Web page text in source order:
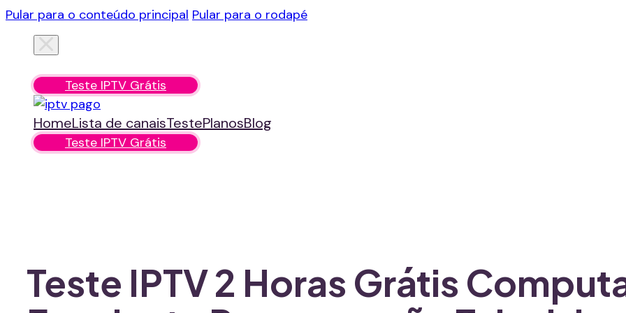
Pular para o conteúdo principal Pular para o rodapé
Teste IPTV Grátis
HomeLista de canaisTestePlanosBlog
Teste IPTV Grátis
Teste IPTV 2 Horas Grátis